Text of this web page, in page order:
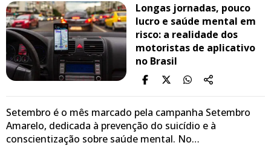
Longas jornadas, pouco
lucro e saúde mental em
risco: a realidade dos
motoristas de aplicativo
no Brasil
Setembro é o mês marcado pela campanha Setembro
Amarelo, dedicada à prevenção do suicídio e à
conscientização sobre saúde mental. No…